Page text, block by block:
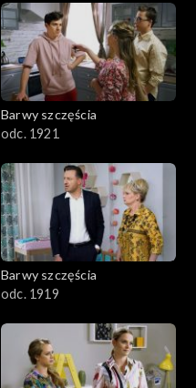
Barwy szczęścia
odc. 1921
Barwy szczęścia
odc. 1919